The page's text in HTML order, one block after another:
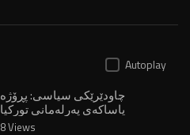
Autoplay
چاودێرێکی سیاسی: پڕۆژە
یاساکەی پەرلەمانی تورکیا
دەستکەوتێکی مێژووییە
8 Views